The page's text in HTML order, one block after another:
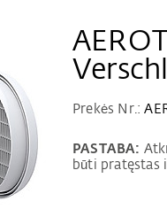
Prekės Nr.:
PASTABA:
būti pratęstas